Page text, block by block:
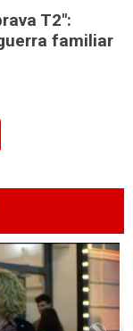
T2":
familiar